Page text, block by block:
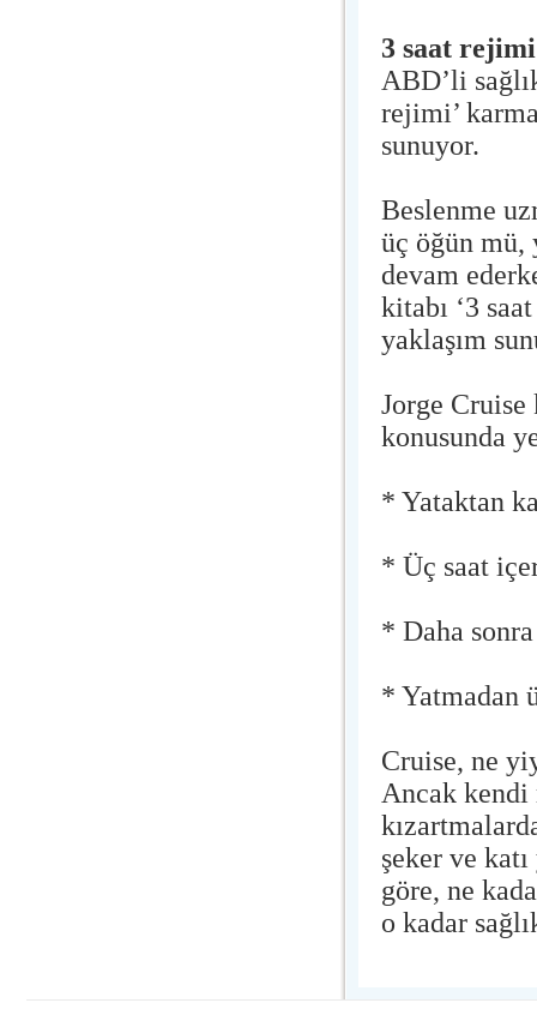
3 saat rejimi
ABD’li
rejimi’
sunuyor.
Beslenme
üç öğün mü,
devam
kitabı ‘3
yaklaşım
Jorge
konusunda
* Yataktan
* Üç saat
* Daha
* Yatmadan
Cruise, ne
Ancak kendi
şeker ve
göre, ne
o kadar